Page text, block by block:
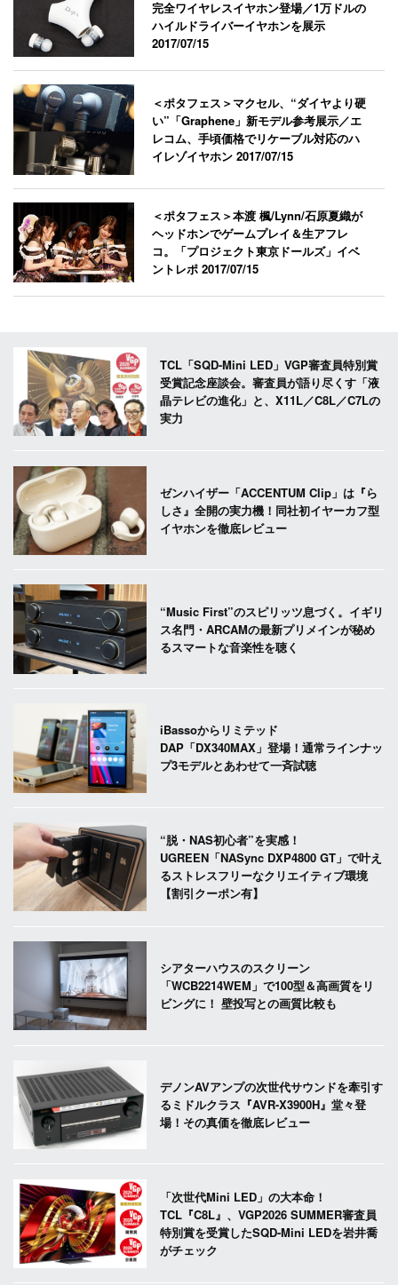
完全ワイヤレスイヤホン登場／1万ドルの
ハイルドライバーイヤホンを展示
2017/07/15
＜ポタフェス＞マクセル、“ダイヤより硬
い”「Graphene」新モデル参考展示／エ
レコム、手頃価格でリケーブル対応のハ
イレゾイヤホン2017/07/15
＜ポタフェス＞本渡 楓/Lynn/石原夏織が
ヘッドホンでゲームプレイ＆生アフレ
コ。「プロジェクト東京ドールズ」イベ
ントレポ2017/07/15
TCL「SQD-Mini LED」VGP審査員特別賞
受賞記念座談会。審査員が語り尽くす「液
晶テレビの進化」と、X11L／C8L／C7Lの
実力
ゼンハイザー「ACCENTUM Clip」は『ら
しさ』全開の実力機！同社初イヤーカフ型
イヤホンを徹底レビュー
“Music First”のスピリッツ息づく。イギリ
ス名門・ARCAMの最新プリメインが秘め
るスマートな音楽性を聴く
iBassoからリミテッド
DAP「DX340MAX」登場！通常ラインナッ
プ3モデルとあわせて一斉試聴
“脱・NAS初心者”を実感！
UGREEN「NASync DXP4800 GT」で叶え
るストレスフリーなクリエイティブ環境
【割引クーポン有】
シアターハウスのスクリーン
「WCB2214WEM」で100型＆高画質をリ
ビングに！ 壁投写との画質比較も
デノンAVアンプの次世代サウンドを牽引す
るミドルクラス『AVR-X3900H』堂々登
場！その真価を徹底レビュー
「次世代Mini LED」の大本命！
TCL『C8L』、VGP2026 SUMMER審査員
特別賞を受賞したSQD-Mini LEDを岩井喬
がチェック